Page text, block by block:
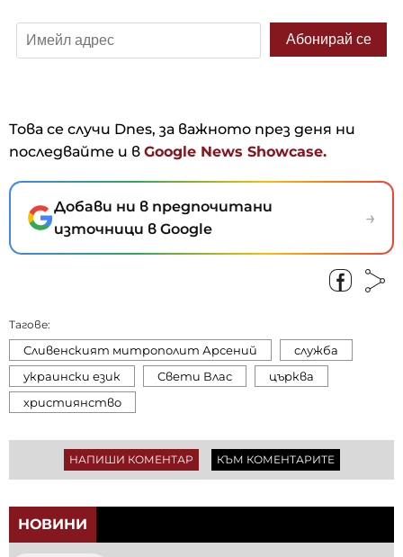
Това се случи Dnes, за важното през деня ни
последвайте и в Google News Showcase.
Добави ни в предпочитани
източници в Google
→
Тагове:
Сливенският митрополит Арсений
служба
украински език
Свети Влас
църква
християнство
НАПИШИ КОМЕНТАР КЪМ КОМЕНТАРИТЕ
НОВИНИ